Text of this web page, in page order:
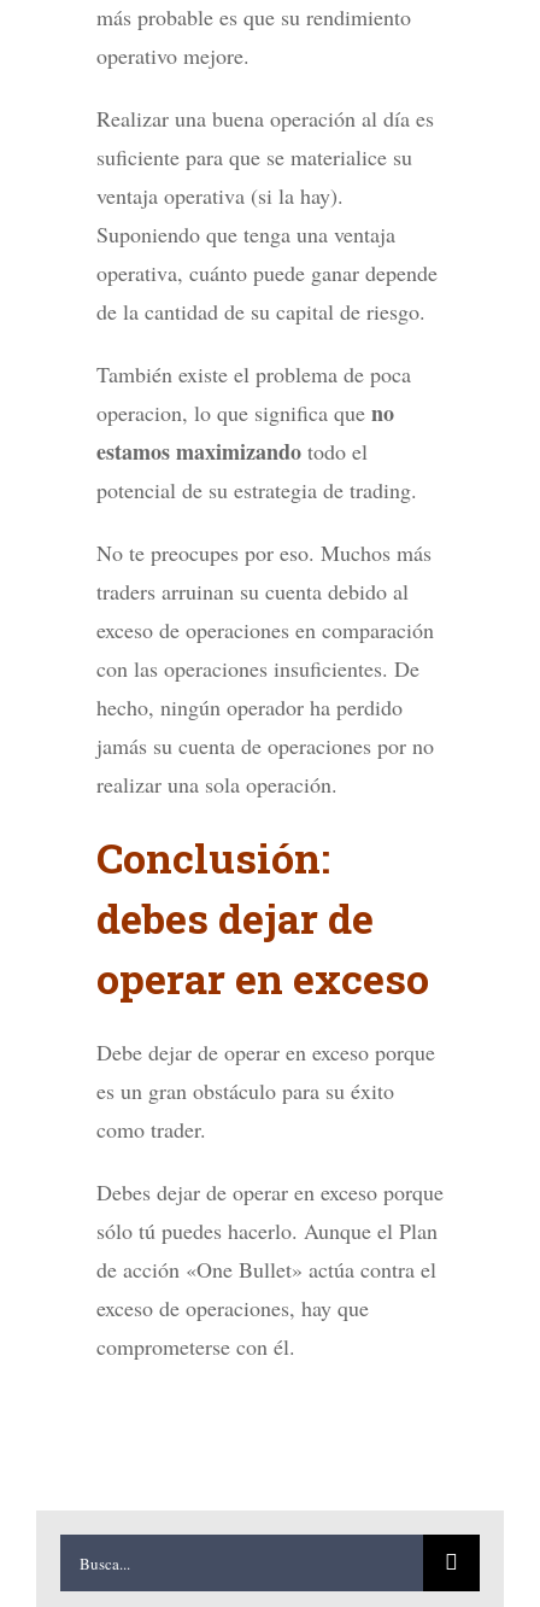
más probable es que su rendimiento
operativo mejore.
Realizar una buena operación al día es
suficiente para que se materialice su
ventaja operativa (si la hay).
Suponiendo que tenga una ventaja
operativa, cuánto puede ganar depende
de la cantidad de su capital de riesgo.
También existe el problema de poca
operacion, lo que significa que no
estamos maximizando todo el
potencial de su estrategia de trading.
No te preocupes por eso. Muchos más
traders arruinan su cuenta debido al
exceso de operaciones en comparación
con las operaciones insuficientes. De
hecho, ningún operador ha perdido
jamás su cuenta de operaciones por no
realizar una sola operación.
Conclusión:
debes dejar de
operar en exceso
Debe dejar de operar en exceso porque
es un gran obstáculo para su éxito
como trader.
Debes dejar de operar en exceso porque
sólo tú puedes hacerlo. Aunque el Plan
de acción «One Bullet» actúa contra el
exceso de operaciones, hay que
comprometerse con él.
Buscar: